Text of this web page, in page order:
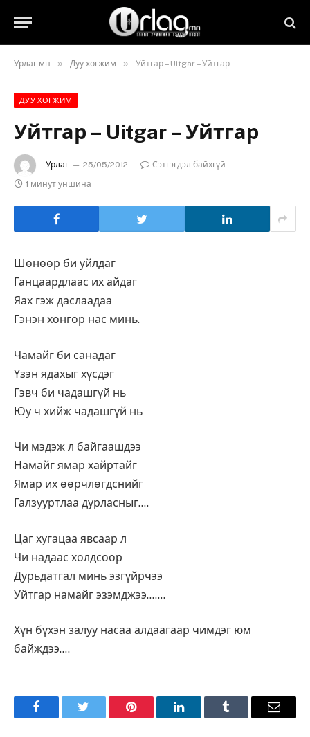
Урлаг.мн » Дуу хөгжим » Уйтгар – Uitgar – Уйтгар
ДУУ ХӨГЖИМ
Уйтгар – Uitgar – Уйтгар
Урлаг 25/05/2012
Сэтгэгдэл байхгүй
1 минут уншина
Шөнөөр би уйлдаг
Ганцаардлаас их айдаг
Яах гэж даслаадаа
Гэнэн хонгор нас минь.
Чамайг би санадаг
Үзэн ядахыг хүсдэг
Гэвч би чадашгүй нь
Юу ч хийж чадашгүй нь
Чи мэдэж л байгаашдээ
Намайг ямар хайртайг
Ямар их өөрчлөгдснийг
Галзууртлаа дурласныг….
Цаг хугацаа явсаар л
Чи надаас холдсоор
Дурьдатгал минь эзгүйрчээ
Уйтгар намайг эзэмджээ…….
Хүн бүхэн залуу насаа алдаагаар чимдэг юм
байждээ….
FacebookTwitter Pinterest LinkedInTumblr Имэйл